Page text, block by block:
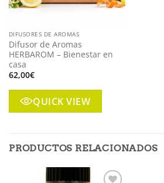
DIFUSORES DE AROMAS
Difusor de Aromas
HERBAROM – Bienestar en
casa
62,00€
QUICK VIEW
PRODUCTOS RELACIONADOS